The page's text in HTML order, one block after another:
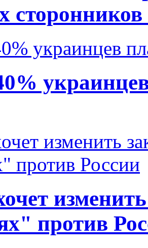
против